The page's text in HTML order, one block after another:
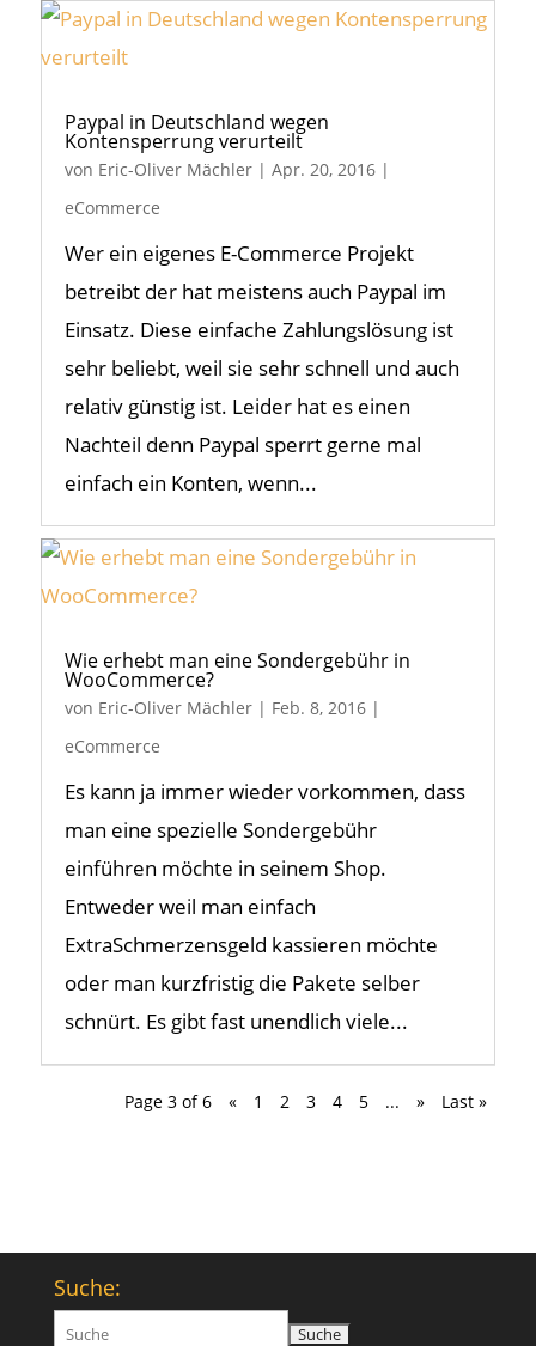
Paypal in Deutschland wegen
Kontensperrung verurteilt
von Eric-Oliver Mächler| Apr. 20, 2016|
eCommerce
Wer ein eigenes E-Commerce Projekt
betreibt der hat meistens auch Paypal im
Einsatz. Diese einfache Zahlungslösung ist
sehr beliebt, weil sie sehr schnell und auch
relativ günstig ist. Leider hat es einen
Nachteil denn Paypal sperrt gerne mal
einfach ein Konten, wenn...
Wie erhebt man eine Sondergebühr in
WooCommerce?
von Eric-Oliver Mächler| Feb. 8, 2016|
eCommerce
Es kann ja immer wieder vorkommen, dass
man eine spezielle Sondergebühr
einführen möchte in seinem Shop.
Entweder weil man einfach
ExtraSchmerzensgeld kassieren möchte
oder man kurzfristig die Pakete selber
schnürt. Es gibt fast unendlich viele...
Page 3 of 6 « 1 2 3 4 5 ... » Last »
Suche:
Suchen